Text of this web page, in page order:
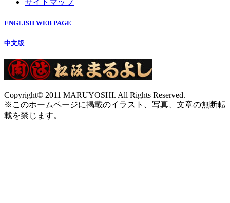
ENGLISH WEB PAGE
中文版
Copyright© 2011 MARUYOSHI. All Rights Reserved.
※このホームページに掲載のイラスト、写真、文章の無断転
載を禁じます。